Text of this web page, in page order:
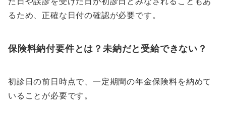
るため、正確な日付の確認が必要です。
保険料納付要件とは？未納だと受給できない？
初診日の前日時点で、一定期間の年金保険料を納めて
いることが必要です。